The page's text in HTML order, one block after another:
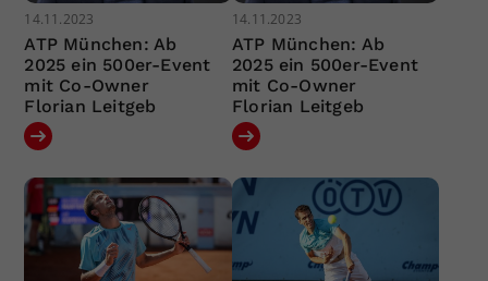
14.11.2023
ATP München: Ab
2025 ein 500er-Event
mit Co-Owner
Florian Leitgeb
14.11.2023
ATP München: Ab
2025 ein 500er-Event
mit Co-Owner
Florian Leitgeb